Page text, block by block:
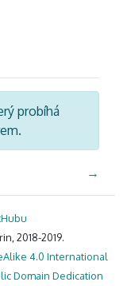
probíhá
→
2018-2019.
4.0 International
Domain Dedication